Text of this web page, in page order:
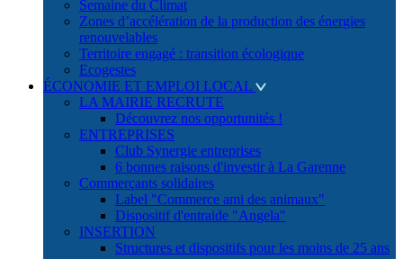
Semaine du Climat
Zones d’accélération de la production des énergies
renouvelables
Territoire engagé : transition écologique
Ecogestes
ÉCONOMIE ET EMPLOI LOCAL
LA MAIRIE RECRUTE
Découvrez nos opportunités !
ENTREPRISES
Club Synergie entreprises
6 bonnes raisons d'investir à La Garenne
Commerçants solidaires
Label "Commerce ami des animaux"
Dispositif d'entraide "Angela"
INSERTION
Structures et dispositifs pour les moins de 25 ans